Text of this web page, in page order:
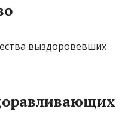
выздоровевших